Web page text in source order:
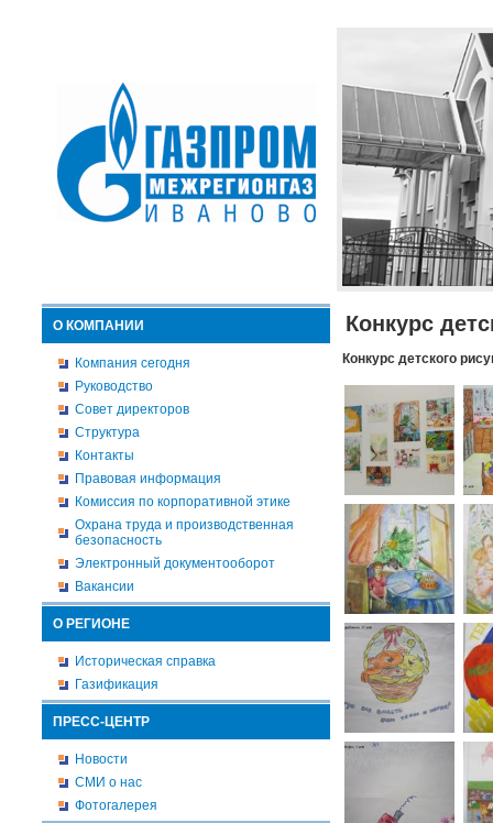
О КОМПАНИИ
Компания сегодня
Руководство
Совет директоров
Структура
Контакты
Правовая информация
Комиссия по корпоративной этике
Охрана труда и производственная
безопасность
Электронный документооборот
Вакансии
О РЕГИОНЕ
Историческая справка
Газификация
ПРЕСС-ЦЕНТР
Новости
СМИ о нас
Фотогалерея
Конкурс
Конкурс детского